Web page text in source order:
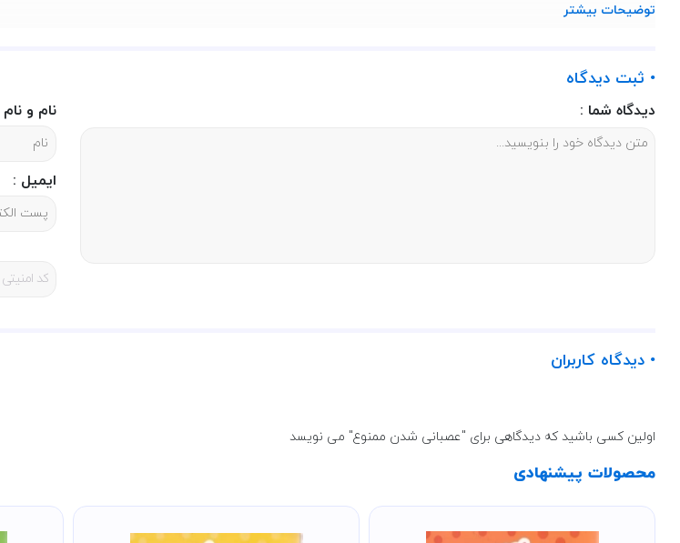
اگر به دنبال کتابی هستید که به کودکانتان مهارت‌های کلیدی زندگی مانند کنترل خشم، خودباوری و توجه به درون را به
توضیحات بیشتر
• ثبت دیدگاه
دیدگاه شما : نام و
ایمیل :
• دیدگاه کاربران
اولین کسی باشید که دیدگاهی برای "عصبانی شدن ممنوع" می نویسد
محصولات پیشنهادی